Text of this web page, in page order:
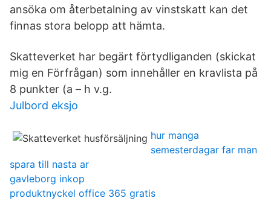
ansöka om återbetalning av vinstskatt kan det
finnas stora belopp att hämta.
Skatteverket har begärt förtydliganden (skickat
mig en Förfrågan) som innehåller en kravlista på
8 punkter (a – h v.g.
Julbord eksjo
hur manga
semesterdagar far man
spara till nasta ar
gavleborg inkop
produktnyckel office 365 gratis